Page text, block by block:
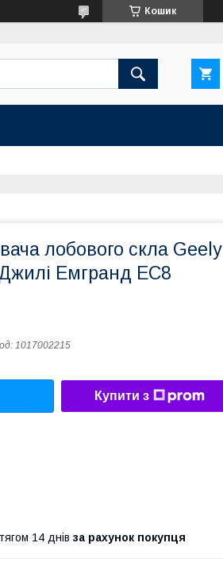
Кошик
лобового скла Geely
Емгранд EC8
1017002215
Купити з
14 днів за рахунок покупця